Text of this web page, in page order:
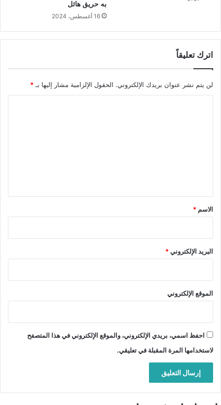
به حريق هائل
16 أغسطس، 2024
اترك تعليقاً
لن يتم نشر عنوان بريدك الإلكتروني. الحقول الإلزامية مشار إليها بـ*
*
الاسم *
البريد الإلكتروني*
الموقع الإلكتروني
احفظ اسمي، بريدي الإلكتروني، والموقع الإلكتروني في هذا المتصفح
لاستخدامها المرة المقبلة في تعليقي.